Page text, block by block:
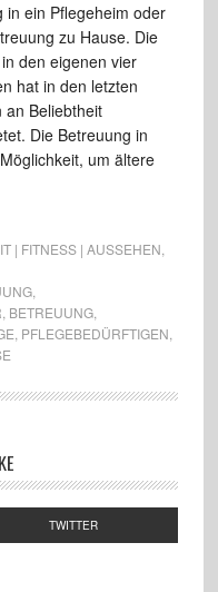
in ein Pflegeheim oder
zu Hause. Die
den eigenen vier
hat in den letzten
an Beliebtheit
Die Betreuung in
um ältere
| FITNESS | AUSSEHEN
,
BETREUUNG,
PFLEGEBEDÜRFTIGEN
TWITTER